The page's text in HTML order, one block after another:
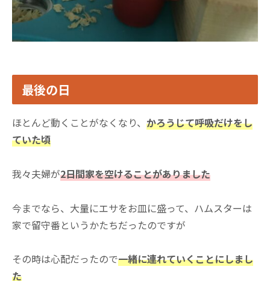
最後の日
ほとんど動くことがなくなり、 かろうじて呼吸だけをし
ていた頃
我々夫婦が2日間家を空けることがありました
今までなら、大量にエサをお皿に盛って、ハムスターは
家で留守番というかたちだったのですが
その時は心配だったので一緒に連れていくことにしまし
た